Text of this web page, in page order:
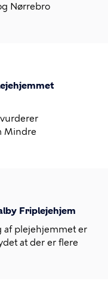
Nørrebro
Mindre
Friplejehjem
af plejehjemmet er
at der er flere